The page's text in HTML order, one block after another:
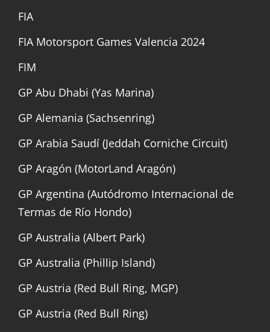
FIA
FIA Motorsport Games Valencia 2024
FIM
GP Abu Dhabi (Yas Marina)
GP Alemania (Sachsenring)
GP Arabia Saudí (Jeddah Corniche Circuit)
GP Aragón (MotorLand Aragón)
GP Argentina (Autódromo Internacional de
Termas de Río Hondo)
GP Australia (Albert Park)
GP Australia (Phillip Island)
GP Austria (Red Bull Ring, MGP)
GP Austria (Red Bull Ring)